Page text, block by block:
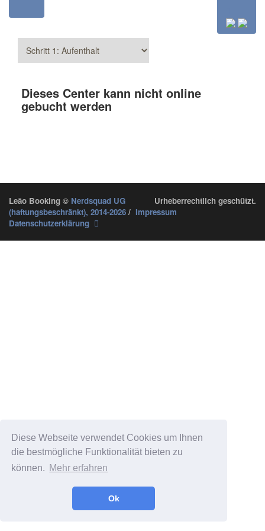
Diese Webseite verwendet Cookies um Ihnen
die bestmögliche Funktionalität bieten zu
können. Mehr erfahren
Ok
Dieses Center kann nicht online
gebucht werden
Urheberrechtlich geschützt.
Leão Booking © Nerdsquad UG
(haftungsbeschränkt), 2014-2026 / Impressum
Datenschutzerklärung